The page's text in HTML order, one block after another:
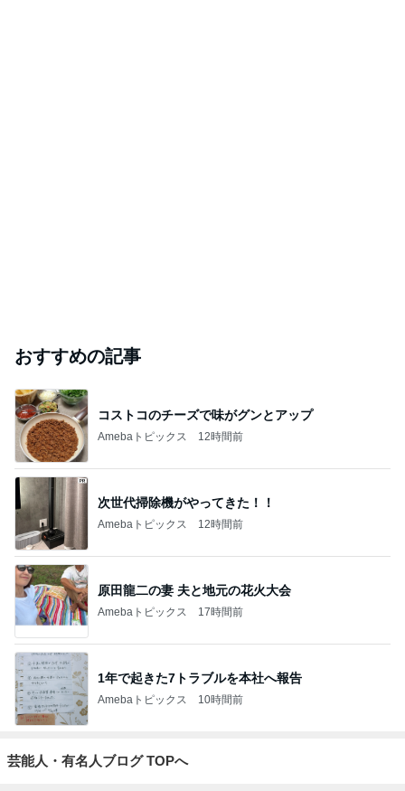
おすすめの記事
コストコのチーズで味がグンとアップ
Amebaトピックス 12時間前
次世代掃除機がやってきた！！
Amebaトピックス 12時間前
原田龍二の妻 夫と地元の花火大会
Amebaトピックス 17時間前
1年で起きた7トラブルを本社へ報告
Amebaトピックス 10時間前
芸能人・有名人ブログ TOPへ